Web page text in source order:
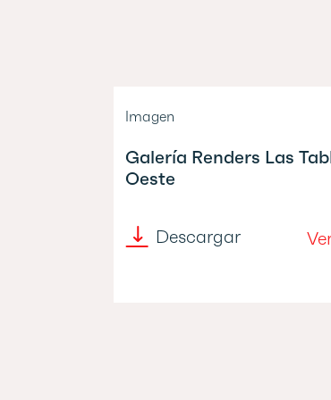
Imagen
Galería Renders Las
Oeste
Descargar